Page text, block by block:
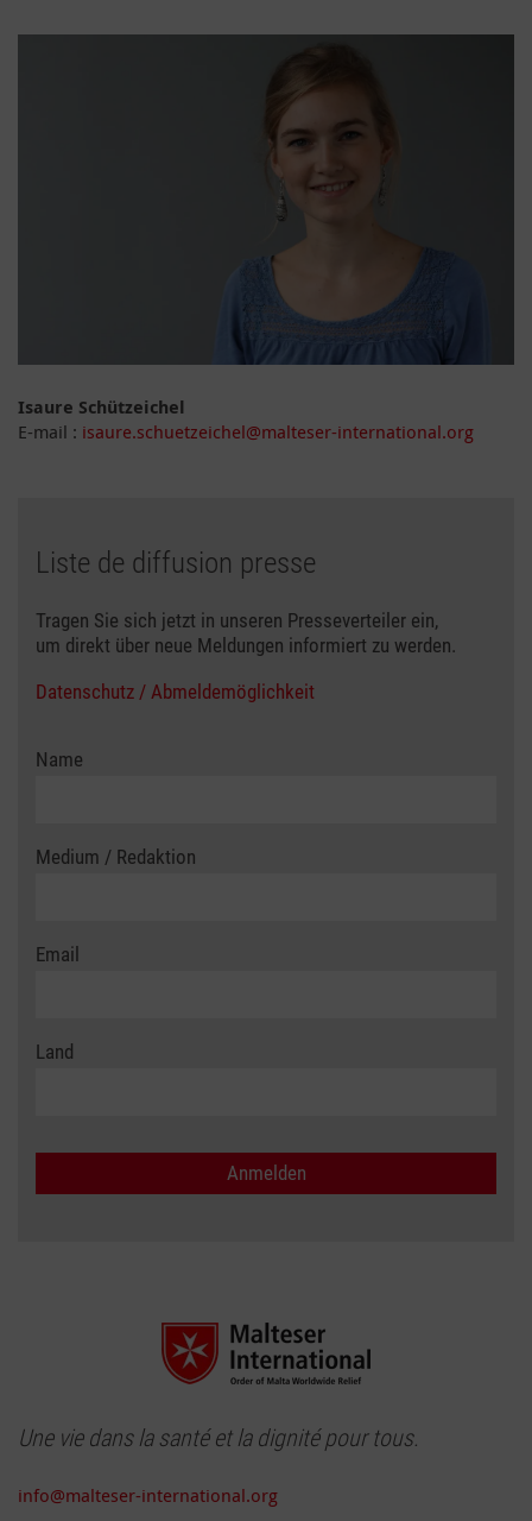
Isaure Schützeichel
E-mail : isaure.schuetzeichel@malteser-international.org
Liste de diffusion presse
Tragen Sie sich jetzt in unseren Presseverteiler ein,
um direkt über neue Meldungen informiert zu werden.
Datenschutz / Abmeldemöglichkeit
Name
Medium / Redaktion
Email
Land
Une vie dans la santé et la dignité pour tous.
info@malteser-international.org